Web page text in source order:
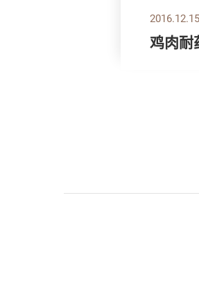
2016.12.15
鸡肉耐